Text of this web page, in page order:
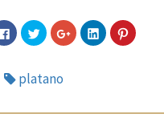
Haz
clic
para
Facebook
(Se
una
Haz
clic
para
Twitter
(Se
una
Haz
clic
para
una
Haz
clic
para
una
Haz
clic
una
platano